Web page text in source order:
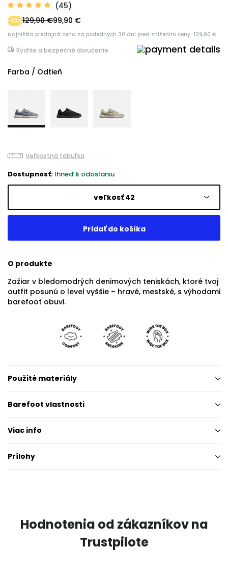
(45)
99,90 €
-23%129,90 €
Najnižšia predajná cena za posledných 30 dní pred znížením ceny: 129,90 €
Rýchle a bezpečné doručenie
Farba / Odtieň
Veľkostná tabuľka
Dostupnosť: Ihneď k odoslaniu
veľkosť 42
O produkte
Zažiar v bledomodrých denimových teniskách, ktoré tvoj
outfit posunú o level vyššie – hravé, mestské, s výhodami
barefoot obuvi.
Použité materiály
Barefoot vlastnosti
Viac info
Prílohy
Hodnotenia od zákazníkov na
Trustpilote